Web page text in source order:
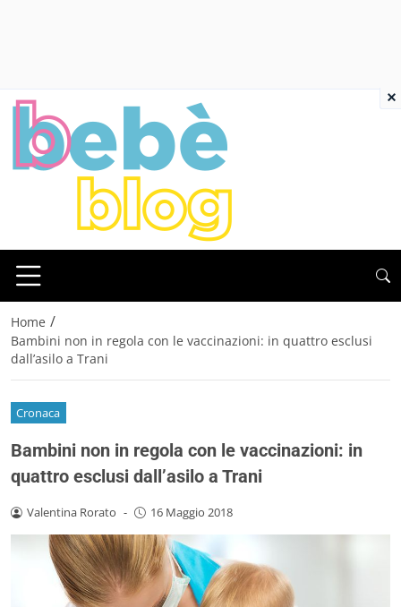
Home /
Bambini non in regola con le vaccinazioni: in quattro esclusi
dall’asilo a Trani
Cronaca
Bambini non in regola con le vaccinazioni: in
quattro esclusi dall’asilo a Trani
Valentina Rorato - 16 Maggio 2018
×